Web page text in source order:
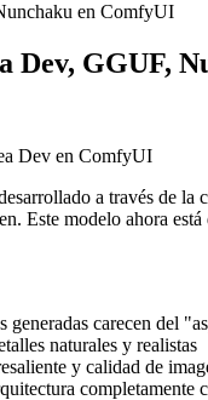
en ComfyUI
Dev, GGUF,
Dev en ComfyUI
a través de
Este modelo ahora
generadas carecen del
naturales y realistas
y calidad de